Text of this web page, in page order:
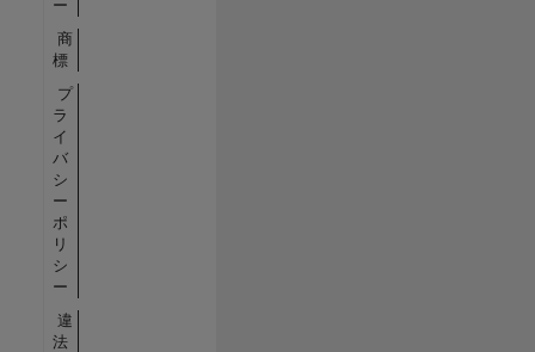
ー
商
標
プ
ラ
イ
バ
シ
ー
ポ
リ
シ
ー
違
法